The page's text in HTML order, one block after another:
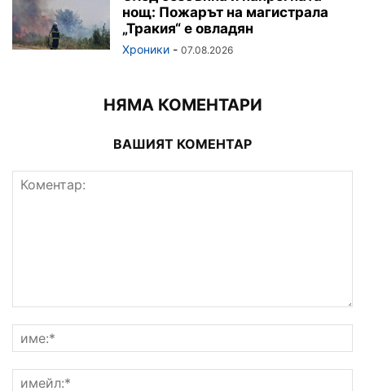
нощ: Пожарът на магистрала
„Тракия“ е овладян
Хроники - 07.08.2026
НЯМА КОМЕНТАРИ
ВАШИЯТ КОМЕНТАР